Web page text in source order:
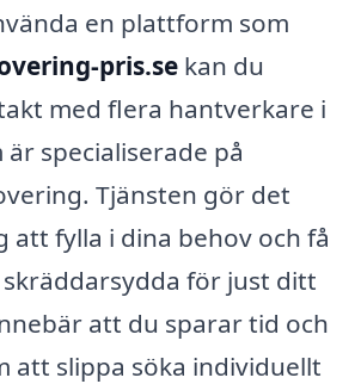
en plattform som
pris.se kan du
med flera hantverkare i
specialiserade på
Tjänsten gör det
att fylla i dina behov och få
för just ditt
att du sparar tid och
att slippa söka individuellt